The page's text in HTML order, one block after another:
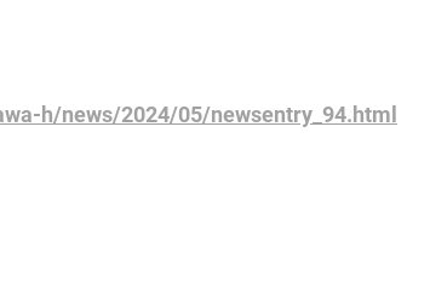
h/news/2024/05/newsentry_94.html